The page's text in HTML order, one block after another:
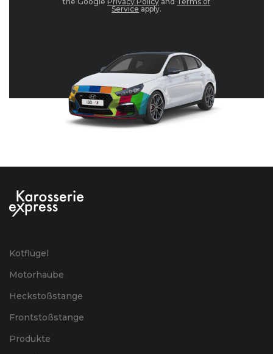
Service apply.
Kotflügel
Motorhaube
Heckstoßstange
Frontstoßstange
Produkte